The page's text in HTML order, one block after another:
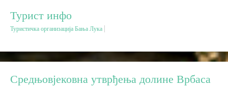
Мапа дестинација
Смјештај
Мултимедија
Турист инфо
Туристичка организација Бања Лука
Средњовјековна утврђења долине Врбаса